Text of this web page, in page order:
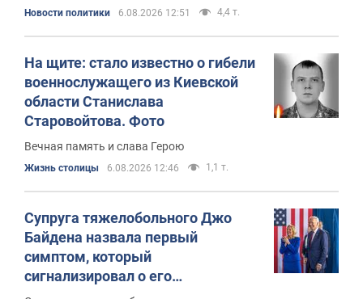
Новости политики 6.08.2026 12:51 4,4 т.
На щите: стало известно о гибели
военнослужащего из Киевской
области Станислава
Старовойтова. Фото
Вечная память и слава Герою
Жизнь столицы 6.08.2026 12:46 1,1 т.
Супруга тяжелобольного Джо
Байдена назвала первый
симптом, который
сигнализировал о его
"агрессивном" раке